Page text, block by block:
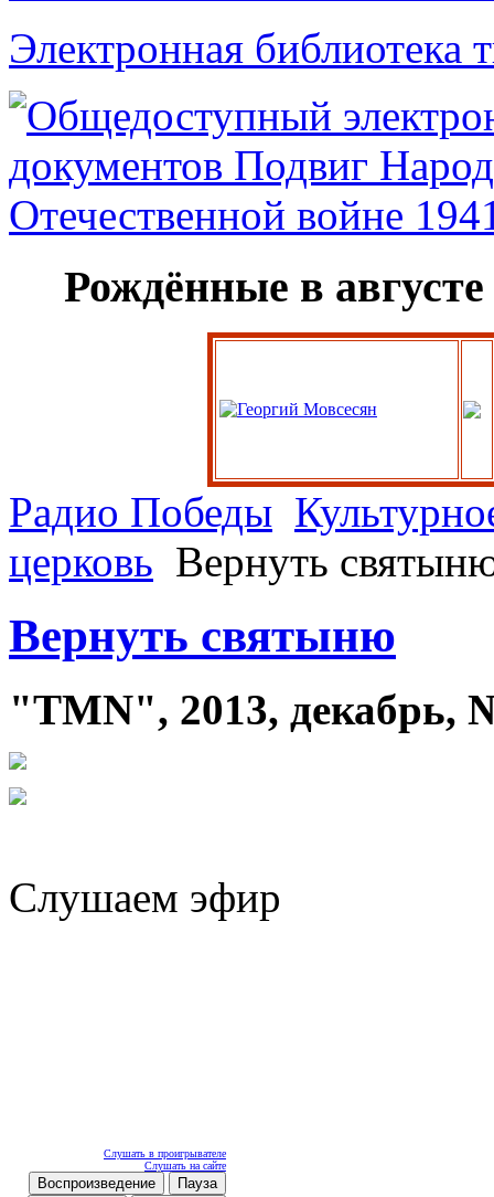
Электронная библиотека
Рождённые в августе
Радио Победы
церковь Вернуть
Вернуть святыню
"TMN", 2013, декабрь,
Слушаем эфир
Слушать в проигрывателе
Слушать на сайте
Воспроизведение
Пауза